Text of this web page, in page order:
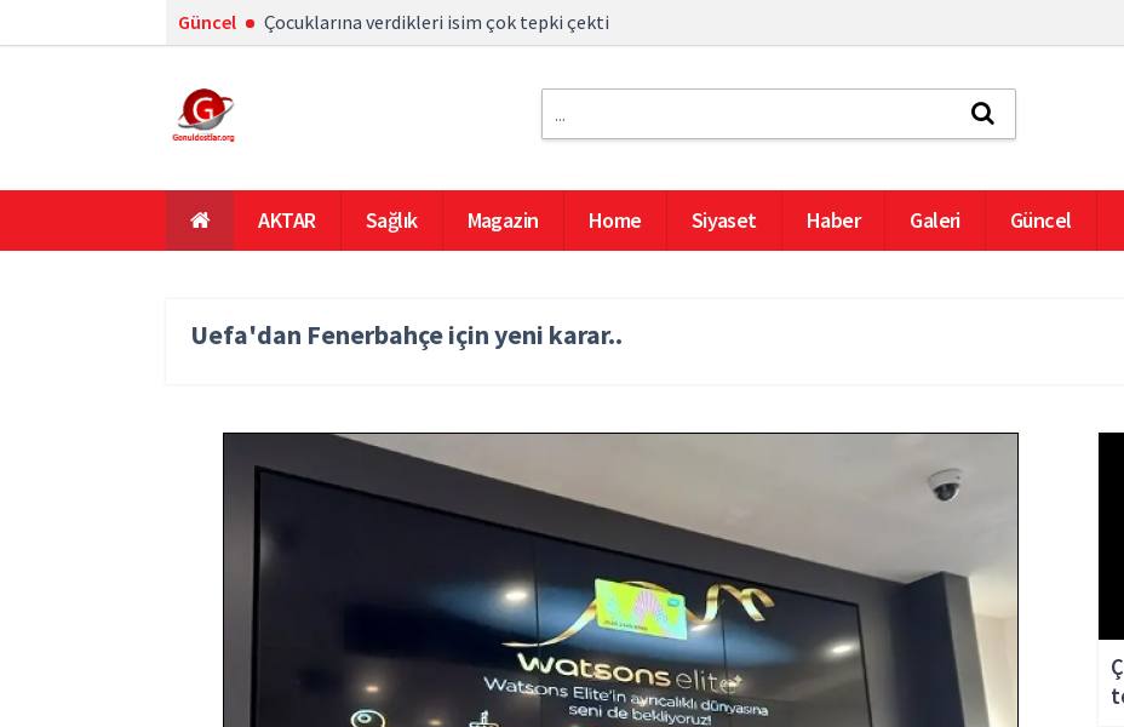
Güncel Çocuklarına verdikleri isim çok tepki çekti
AKTAR Sağlık Magazin Home Siyaset Haber Galeri Güncel
Uefa'dan Fenerbahçe için yeni karar..